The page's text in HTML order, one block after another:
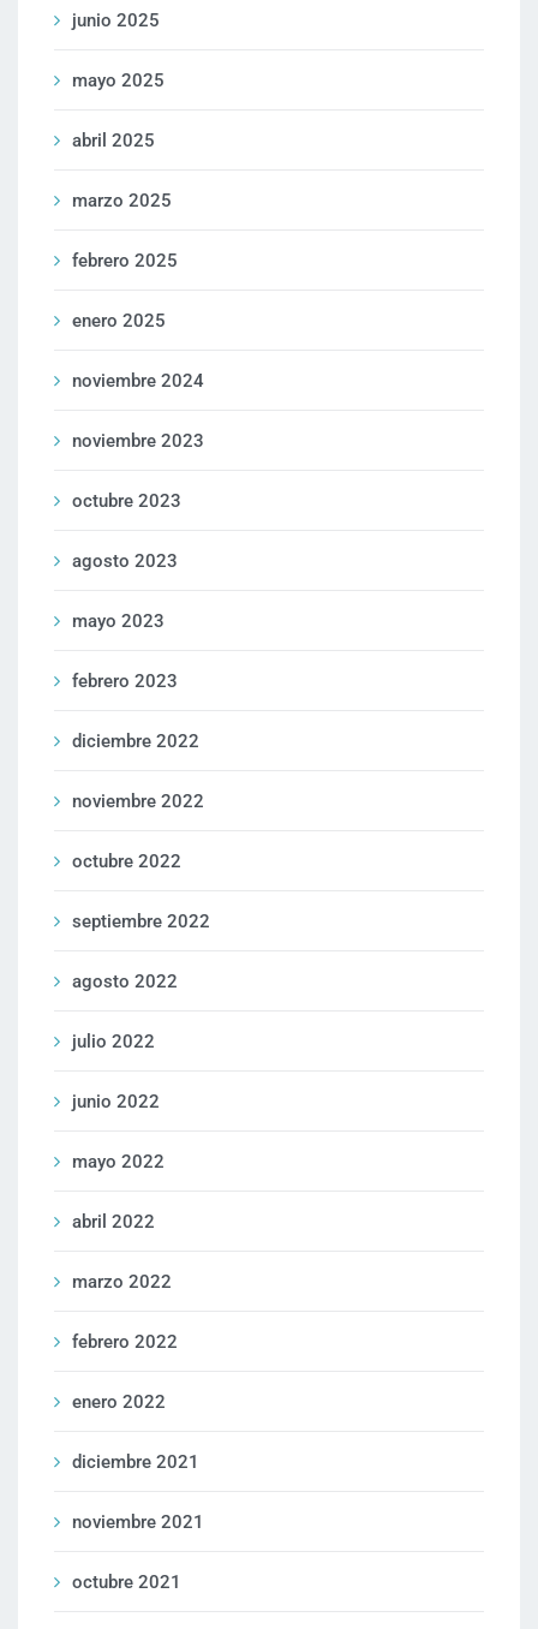
junio 2025
mayo 2025
abril 2025
marzo 2025
febrero 2025
enero 2025
noviembre 2024
noviembre 2023
octubre 2023
agosto 2023
mayo 2023
febrero 2023
diciembre 2022
noviembre 2022
octubre 2022
septiembre 2022
agosto 2022
julio 2022
junio 2022
mayo 2022
abril 2022
marzo 2022
febrero 2022
enero 2022
diciembre 2021
noviembre 2021
octubre 2021